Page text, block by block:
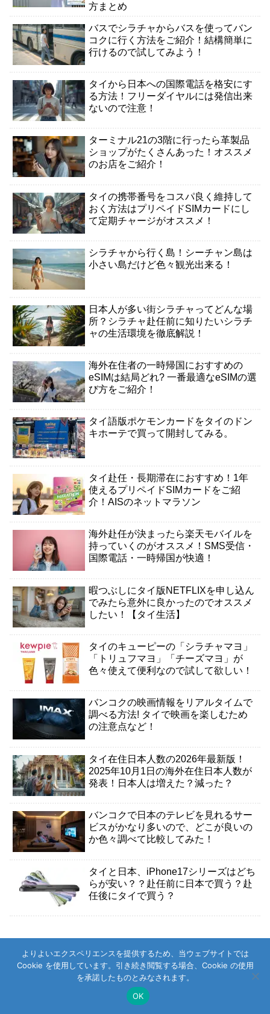
方まとめ
バスでシラチャからバスを使ってバン
コクに行く方法をご紹介！結構簡単に
行けるので試してみよう！
タイから日本への国際電話を格安にす
る方法！フリーダイヤルには発信出来
ないので注意！
ターミナル21の3階に行ったら革製品
ショップがたくさんあった！オススメ
のお店をご紹介！
タイの携帯番号をコスパ良く維持して
おく方法はプリペイドSIMカードにし
て定期チャージがオススメ！
シラチャから行く島！シーチャン島は
小さい島だけど色々観光出来る！
日本人が多い街シラチャってどんな場
所？シラチャ赴任前に知りたいシラチ
ャの生活環境を徹底解説！
海外在住者の一時帰国におすすめの
eSIMは結局どれ? 一番最適なeSIMの選
び方をご紹介！
タイ語版ポケモンカードをタイのドン
キホーテで買って開封してみる。
タイ赴任・長期滞在におすすめ！1年
使えるプリペイドSIMカードをご紹
介！AISのネットマラソン
海外赴任が決まったら楽天モバイルを
持っていくのがオススメ！SMS受信・
国際電話・一時帰国が快適！
暇つぶしにタイ版NETFLIXを申し込ん
でみたら意外に良かったのでオススメ
したい！【タイ生活】
タイのキューピーの「シラチャマヨ」
「トリュフマヨ」「チーズマヨ」が
色々使えて便利なので試して欲しい！
バンコクの映画情報をリアルタイムで
調べる方法! タイで映画を楽しむため
の注意点など！
タイ在住日本人数の2026年最新版！
2025年10月1日の海外在住日本人数が
発表！日本人は増えた？減った？
バンコクで日本のテレビを見れるサー
ビスがかなり多いので、どこが良いの
か色々調べて比較してみた！
タイと日本、iPhone17シリーズはどち
らが安い？？赴任前に日本で買う？赴
任後にタイで買う？
新着記事
電話番号と銀行口座の紐付けが出来て
いないとモバイルバンキングが使えな
よりよいエクスペリエンスを提供するため、当ウェブサイトでは
Cookie を使用しています。引き続き閲覧する場合、Cookie の使用
を承諾したものとみなされます。
OK